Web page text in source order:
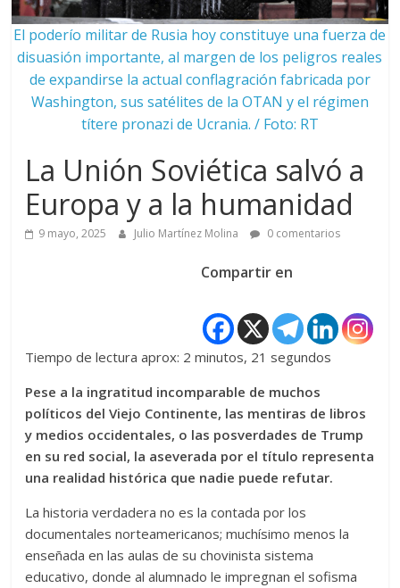
El poderío militar de Rusia hoy constituye una fuerza de
disuasión importante, al margen de los peligros reales
de expandirse la actual conflagración fabricada por
Washington, sus satélites de la OTAN y el régimen
títere pronazi de Ucrania. / Foto: RT
La Unión Soviética salvó a
Europa y a la humanidad
9 mayo, 2025 Julio Martínez Molina 0 comentarios
Compartir en
Tiempo de lectura aprox: 2 minutos, 21 segundos
Pese a la ingratitud incomparable de muchos
políticos del Viejo Continente, las mentiras de libros
y medios occidentales, o las posverdades de Trump
en su red social, la aseverada por el título representa
una realidad histórica que nadie puede refutar.
La historia verdadera no es la contada por los
documentales norteamericanos; muchísimo menos la
enseñada en las aulas de su chovinista sistema
educativo, donde al alumnado le impregnan el sofisma